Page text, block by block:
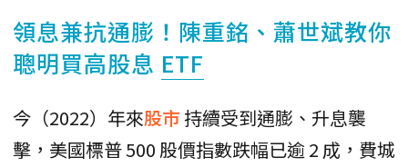
領息兼抗通膨！陳重銘、蕭世斌教你
聰明買高股息 ETF
今（2022）年來股市持續受到通膨、升息襲
擊，美國標普 500 股價指數跌幅已逾 2 成，費城